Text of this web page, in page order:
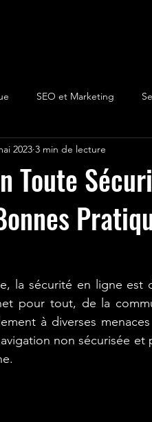
SEO et Marketing
Toute
2023 3 min de lecture
la sécurité en ligne est
pour tout, de la
à diverses
non sécurisée